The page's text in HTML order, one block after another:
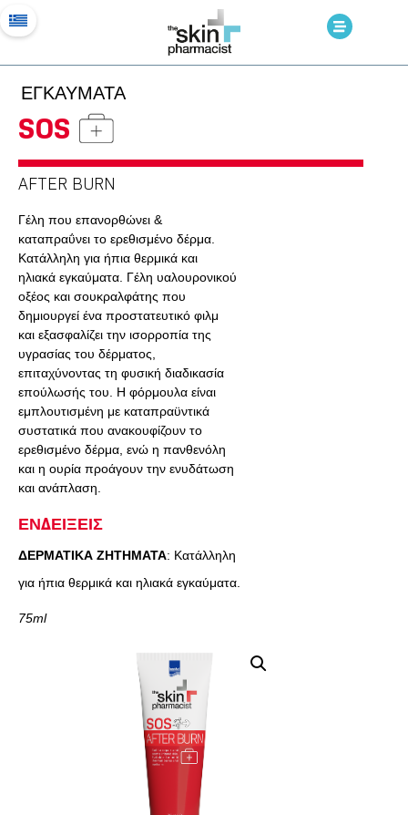
ΕΓΚΑΥΜΑΤΑ
SOS
AFTER BURN
Γέλη που επανορθώνει &
καταπραΰνει το ερεθισμένο δέρμα.
Κατάλληλη για ήπια θερμικά και
ηλιακά εγκαύματα. Γέλη υαλουρονικού
οξέος και σουκραλφάτης που
δημιουργεί ένα προστατευτικό φιλμ
και εξασφαλίζει την ισορροπία της
υγρασίας του δέρματος,
επιταχύνοντας τη φυσική διαδικασία
επούλωσής του. Η φόρμουλα είναι
εμπλουτισμένη με καταπραϋντικά
συστατικά που ανακουφίζουν το
ερεθισμένο δέρμα, ενώ η πανθενόλη
και η ουρία προάγουν την ενυδάτωση
και ανάπλαση.
ΕΝΔΕΙΞΕΙΣ
ΔΕΡΜΑΤΙΚΑ ΖΗΤΗΜΑΤΑ: Κατάλληλη
για ήπια θερμικά και ηλιακά εγκαύματα.
75ml